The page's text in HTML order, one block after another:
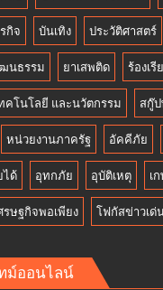
กิจ บันเทิง ประวัติศาสตร์
นธรรม ยาเสพติด ร้องเรี
คโนโลยี และนวัตกรรม สกู๊
หน่วยงานภาครัฐ อัคคีภัย
ได้ อุทกภัย อุบัติเหตุ เ
รษฐกิจพอเพียง โฟกัสข่าวเด่
ม์ออนไลน์